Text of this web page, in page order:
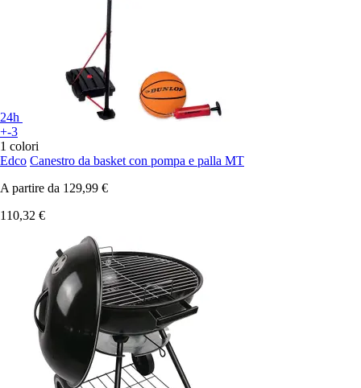
24h
+-3
1 colori
Edco Canestro da basket con pompa e palla MT
A partire da 129,99 €
110,32 €